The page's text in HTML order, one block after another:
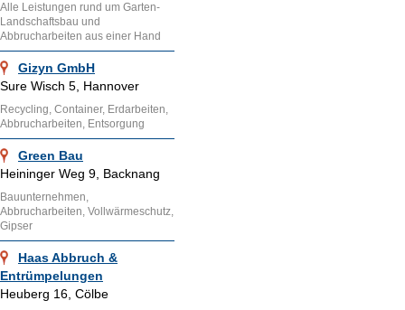
Alle Leistungen rund um Garten-
Landschaftsbau und
Abbrucharbeiten aus einer Hand
Gizyn GmbH
Sure Wisch 5, Hannover
Recycling, Container, Erdarbeiten,
Abbrucharbeiten, Entsorgung
Green Bau
Heininger Weg 9, Backnang
Bauunternehmen,
Abbrucharbeiten, Vollwärmeschutz,
Gipser
Haas Abbruch &
Entrümpelungen
Heuberg 16, Cölbe